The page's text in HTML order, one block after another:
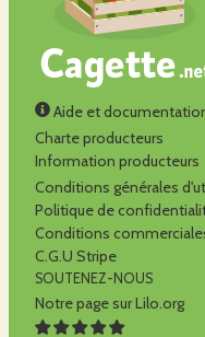
Aide et
Charte producteurs
Information producteurs
Conditions générales
Politique de
Conditions
C.G.U Stripe
SOUTENEZ-NOUS
Notre page sur Lilo.org